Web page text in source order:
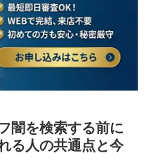
闇を検索する前に
る人の共通点と今